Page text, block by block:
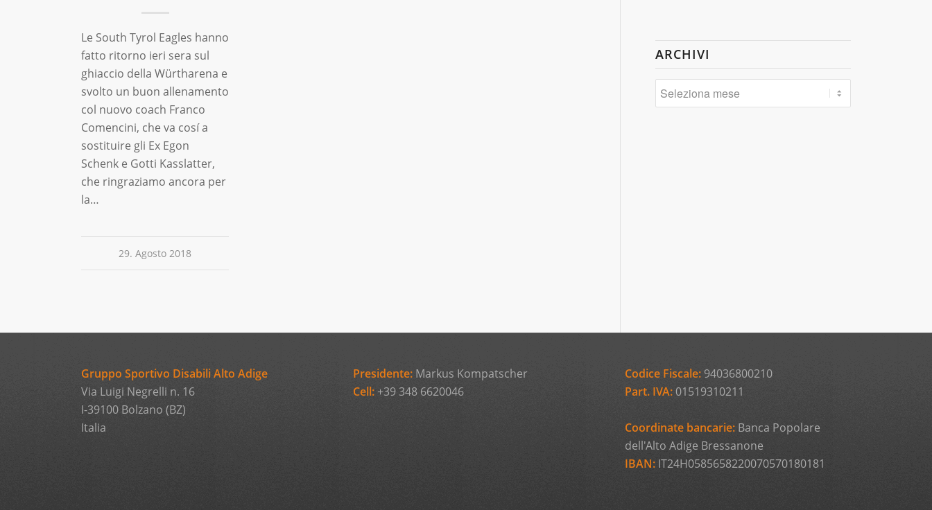
Le South Tyrol Eagles hanno
fatto ritorno ieri sera sul
ghiaccio della Würtharena e
svolto un buon allenamento
col nuovo coach Franco
Comencini, che va cosí a
sostituire gli Ex Egon
Schenk e Gotti Kasslatter,
che ringraziamo ancora per
la…
29. Agosto 2018
ARCHIVI
Gruppo Sportivo Disabili Alto Adige
Via Luigi Negrelli n. 16
I-39100 Bolzano (BZ)
Italia
Presidente: Markus Kompatscher
Cell: +39 348 6620046
Codice Fiscale: 94036800210
Part. IVA:01519310211
Coordinate bancarie: Banca Popolare
dell'Alto Adige Bressanone
IBAN: IT24H0585658220070570180181